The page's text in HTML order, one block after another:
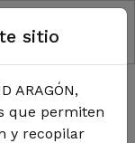
DE
sitio
ARAGÓN,
que permiten
y recopilar